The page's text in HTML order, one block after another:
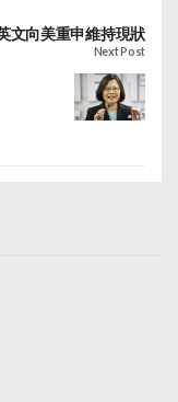
文向美重申維持現狀
Next Post